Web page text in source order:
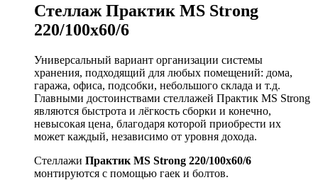
Стеллаж Практик MS Strong
220/100х60/6
Универсальный вариант организации системы
хранения, подходящий для любых помещений: дома,
гаража, офиса, подсобки, небольшого склада и т.д.
Главными достоинствами стеллажей Практик MS Strong
являются быстрота и лёгкость сборки и конечно,
невысокая цена, благодаря которой приобрести их
может каждый, независимо от уровня дохода.
Стеллажи Практик MS Strong 220/100х60/6
монтируются с помощью гаек и болтов.